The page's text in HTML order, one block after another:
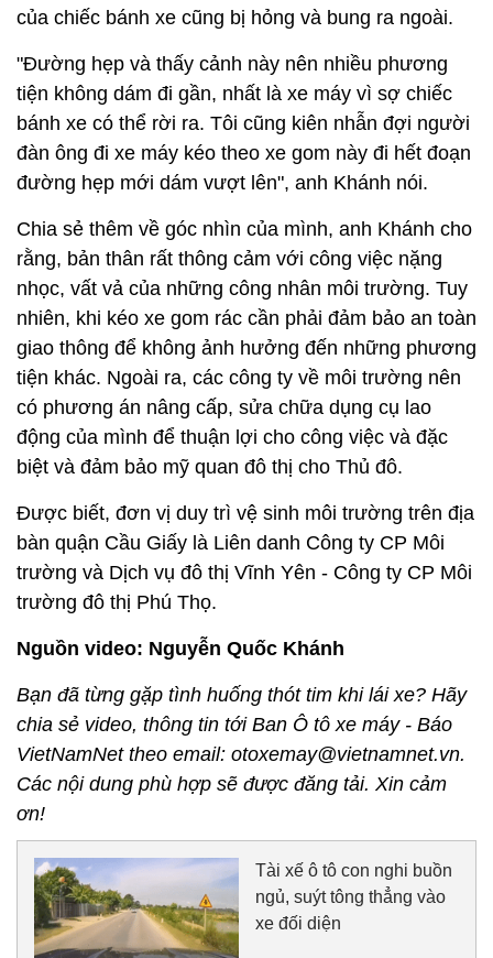
của chiếc bánh xe cũng bị hỏng và bung ra ngoài.
"Đường hẹp và thấy cảnh này nên nhiều phương
tiện không dám đi gần, nhất là xe máy vì sợ chiếc
bánh xe có thể rời ra. Tôi cũng kiên nhẫn đợi người
đàn ông đi xe máy kéo theo xe gom này đi hết đoạn
đường hẹp mới dám vượt lên", anh Khánh nói.
Chia sẻ thêm về góc nhìn của mình, anh Khánh cho
rằng, bản thân rất thông cảm với công việc nặng
nhọc, vất vả của những công nhân môi trường. Tuy
nhiên, khi kéo xe gom rác cần phải đảm bảo an toàn
giao thông để không ảnh hưởng đến những phương
tiện khác. Ngoài ra, các công ty về môi trường nên
có phương án nâng cấp, sửa chữa dụng cụ lao
động của mình để thuận lợi cho công việc và đặc
biệt và đảm bảo mỹ quan đô thị cho Thủ đô.
Được biết, đơn vị duy trì vệ sinh môi trường trên địa
bàn quận Cầu Giấy là Liên danh Công ty CP Môi
trường và Dịch vụ đô thị Vĩnh Yên - Công ty CP Môi
trường đô thị Phú Thọ.
Nguồn video: Nguyễn Quốc Khánh
Bạn đã từng gặp tình huống thót tim khi lái xe? Hãy
chia sẻ video, thông tin tới Ban Ô tô xe máy - Báo
VietNamNet theo email: otoxemay@vietnamnet.vn.
Các nội dung phù hợp sẽ được đăng tải. Xin cảm
ơn!
Tài xế ô tô con nghi buồn
ngủ, suýt tông thẳng vào
xe đối diện